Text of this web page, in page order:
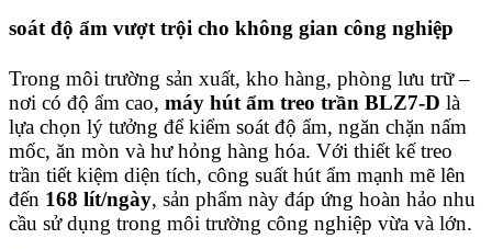
soát độ ẩm vượt trội cho không gian công nghiệp
Trong môi trường sản xuất, kho hàng, phòng lưu trữ –
nơi có độ ẩm cao, máy hút ẩm treo trần BLZ7-D là
lựa chọn lý tưởng để kiểm soát độ ẩm, ngăn chặn nấm
mốc, ăn mòn và hư hỏng hàng hóa. Với thiết kế treo
trần tiết kiệm diện tích, công suất hút ẩm mạnh mẽ lên
đến 168 lít/ngày, sản phẩm này đáp ứng hoàn hảo nhu
cầu sử dụng trong môi trường công nghiệp vừa và lớn.